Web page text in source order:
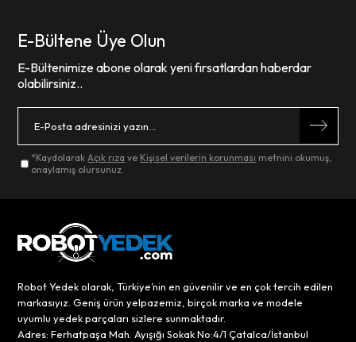
E-Bültene Üye Olun
E-Bültenimize abone olarak yeni fırsatlardan haberdar
olabilirsiniz..
*KaydolarakAçık rıza ve Kişisel verilerin korunması metnini okumuş,
onaylamış olursunuz.
Robot Yedek olarak, Türkiye’nin en güvenilir ve en çok tercih edilen
markasıyız. Geniş ürün yelpazemiz, birçok marka ve modele
uyumlu yedek parçaları sizlere sunmaktadır.
Adres: Ferhatpaşa Mah. Ayışığı Sokak No:4/1 Çatalca/İstanbul